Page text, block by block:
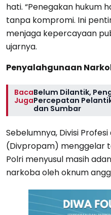
hati. “Penegakan hukum
tanpa kompromi. Ini
menjaga kepercayaan
ujarnya.
Penyalahgunaan
Baca
Juga
Belum Dilantik,
Percepatan
dan Sumbar
Sebelumnya, Divisi
(Divpropam) menggelar
Polri menyusul masih
narkoba oleh oknum